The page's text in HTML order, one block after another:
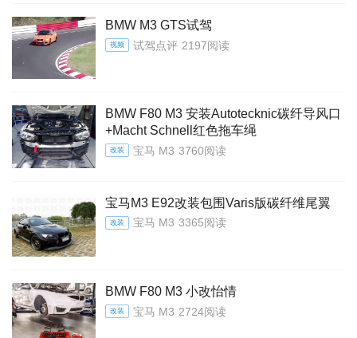
BMW M3 GTS试驾
视频 试驾点评 2197阅读
BMW F80 M3 安装Autotecknic碳纤导风口
+Macht Schnell红色拖车绳
改装 宝马 M3 3760阅读
宝马M3 E92改装包围Varis版碳纤维尾翼
改装 宝马 M3 3365阅读
BMW F80 M3 小改怡情
改装 宝马 M3 2724阅读